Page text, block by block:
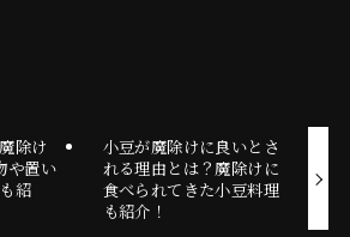
除け
や置い
紹
小豆が魔除けに良いとさ
れる理由とは？魔除けに
食べられてきた小豆料理
も紹介！